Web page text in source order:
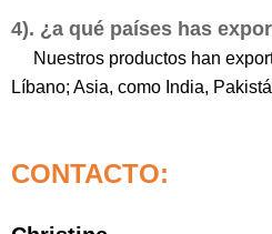
4). ¿a qué países has
Nuestros productos han
Líbano; Asia, como India,
CONTACTO: